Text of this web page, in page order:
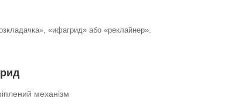
«ифагрид» або «реклайнер».
механізм